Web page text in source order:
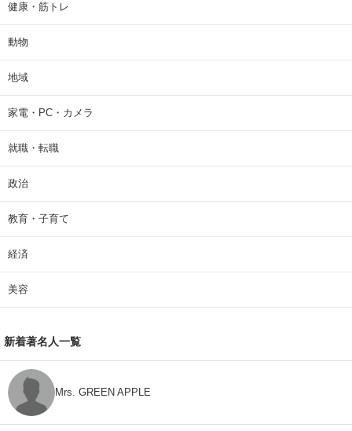
健康・筋トレ
動物
地域
家電・PC・カメラ
就職・転職
政治
教育・子育て
経済
美容
新着著名人一覧
Mrs. GREEN APPLE